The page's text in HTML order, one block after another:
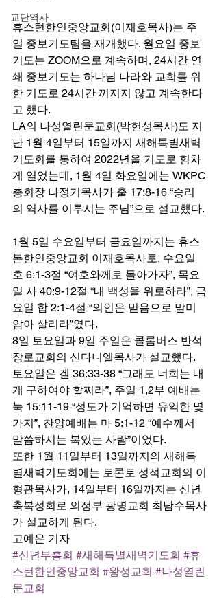
교단역사
휴스턴한인중앙교회(이재호목사)는 주
일 중보기도팀을 재개했다. 월요일 중보
기도는 ZOOM으로 계속하며, 24시간 연
쇄 중보기도는 하나님 나라와 교회를 위
한 기도로 24시간 꺼지지 않고 계속한다
고 했다.
LA의 나성열린문교회(박헌성목사)도 지
난 1월 4일부터 15일까지 새해특별새벽
기도회를 통하여 2022년을 기도로 힘차
게 열었는데, 1월 4일 화요일에는 WKPC
총회장 나정기목사가 출 17:8-16 “승리
의 역사를 이루시는 주님”으로 설교했다.
1월 5일 수요일부터 금요일까지는 휴스
톤한인중앙교회 이재호목사로, 수요일
호 6:1-3절 “여호와께로 돌아가자”, 목요
일 사 40:9-12절 “내 백성을 위로하라”, 금
요일 합 2:1-4절 “의인은 믿음으로 말미
암아 살리라”였다.
8일 토요일과 9일 주일은 콜롬버스 반석
장로교회의 신다니엘목사가 설교했다.
토요일은 겔 36:33-38 “그래도 너희는 내
게 구하여야 할찌라”, 주일 1,2부 예배는
눅 15:11-19 “성도가 기억하면 유익한 몇
가지”, 찬양예배는 마 5:1-12 “예수께서
말씀하시는 복있는 사람”이었다.
또한 1월 11일부터 13일까지의 새해특
별새벽기도회에는 토론토 성석교회의 이
형관목사가, 14일부터 16일까지는 신년
축복성회로 의정부 광명교회 최남수목사
가 설교하게 된다.
고예은 기자
#신년부흥회 #새해특별새벽기도회 #휴
스턴한인중앙교회 #왕성교회 #나성열린
문교회